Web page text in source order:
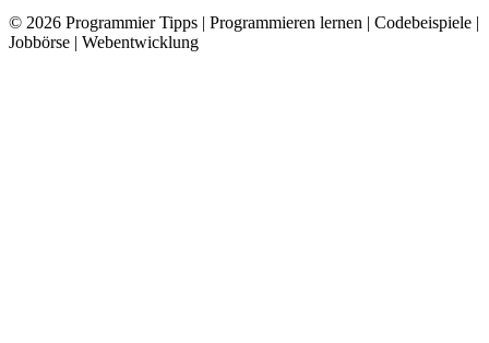
© 2026 Programmier Tipps | Programmieren lernen | Codebeispiele |
Jobbörse | Webentwicklung